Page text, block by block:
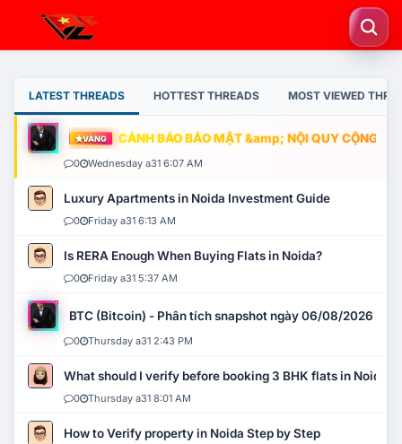
LATEST THREADS HOTTEST THREADS MOST VIEWED
VÀNG CẢNH BÁO BẢO MẬT &amp; NỘI QUY CỘNG
0 Wednesday a31 6:07 AM
Luxury Apartments in Noida Investment Guide
0 Friday a31 6:13 AM
Is RERA Enough When Buying Flats in Noida?
0 Friday a31 5:37 AM
BTC (Bitcoin) - Phân tích snapshot ngày 06/08/2026
0 Thursday a31 2:43 PM
What should I verify before booking 3 BHK flats in Noida?
0 Thursday a31 8:01 AM
How to Verify property in Noida Step by Step